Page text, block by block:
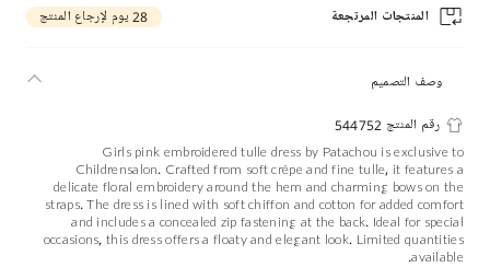
المنتجات المرتجعة 28 يوم لإرجاع المنتج
وصف التصميم
رقم المنتج 544752
Girls pink embroidered tulle dress by Patachou is exclusive to
Childrensalon. Crafted from soft crêpe and fine tulle, it features a
delicate floral embroidery around the hem and charming bows on the
straps. The dress is lined with soft chiffon and cotton for added comfort
and includes a concealed zip fastening at the back. Ideal for special
occasions, this dress offers a floaty and elegant look. Limited quantities
available.